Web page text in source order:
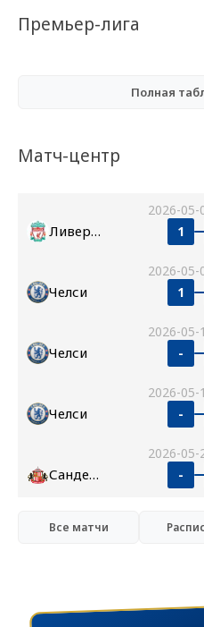
Премьер-лига
Полная
Матч-центр
2026-05-
Ливерпуль 1
2026-05-
Челси 1
2026-05-
Челси -
2026-05-
Челси -
2026-05-
Сандерленд -
Все матчи